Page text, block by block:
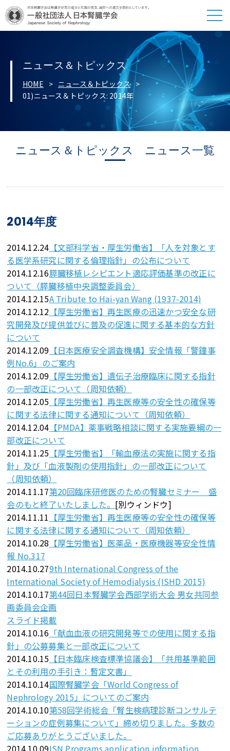
ニュース＆トピックス
HOME
ニュース＆トピックス
01)ニュース＆トピックス: 2014年
ニュース＆トピックス ニュース一覧
2014年度
2014.12.24 【文部科学省・厚生労働省】「人を対象とす
る医学系研究に関する倫理指針」の公布について
2014.12.16膵臓移植レシピエント適応評価基準の改正に
ついて（膵臓移植中央調整委員会）
2014.12.15A Tribute to Hai-yan Wang (1937-2014)
2014.12.12 【厚生労働省】再生医療の迅速かつ安全な研
究開発及び提供並びに普及の促進に関する基本的な方針
について
2014.12.09 【日本医療安全調査機構】安全情報「警鐘事
例No.6」のご案内
2014.12.09 【厚生労働省】遺伝子治療臨床に関する指針
の一部改正について（周知依頼）
2014.12.05 【厚生労働省】再生医療等の安全性の確保等
に関する法律に関する通知について（周知依頼）
2014.12.04 【PMDA】薬事戦略相談に関する実施要綱の一
部改正について
2014.11.25 【厚生労働省】「輸血療法の実施に関する指
針」及び「血液製剤の使用指針」の一部改正について
（周知依頼）
2014.11.17第20回臨床研修医のための腎臓セミナー 盛
会のもと終了いたしました。 [別ウィンドウ]
2014.11.11 【厚生労働省】再生医療等の安全性の確保等
に関する法律に関する通知について（周知依頼）
2014.10.28 【厚生労働省】医薬品・医療機器等安全性情
報 No.317
2014.10.279th International Congress of the
International Society of Hemodialysis (ISHD 2015)
2014.10.17第44回日本腎臓学会西部学術大会 男女共同参
画委員会企画
スライド掲載
2014.10.16 「献血血液の研究開発等での使用に関する指
針」の公募募集と一部改正について
2014.10.15 【日本臨床検査標準協議会】「共用基準範囲
とその利用の手引き：暫定文書」
2014.10.14国際腎臓学会「World Congress of
Nephrology 2015」についてのご案内
2014.10.10第58回学術総会「腎生検病理診断コンサルテ
ーションの症例募集について」締め切りました。多数の
ご応募ありがとうございました。
2014.10.09ISN Programs application information